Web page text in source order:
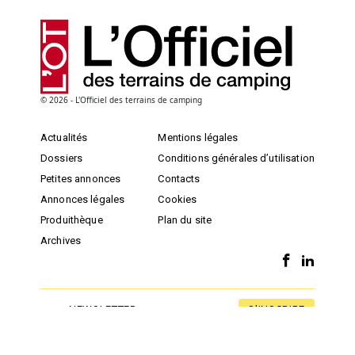
© 2026 - L'Officiel des terrains de camping
Actualités
Dossiers
Petites annonces
Annonces légales
Produithèque
Archives
Mentions légales
Conditions générales d’utilisation
Contacts
Cookies
Plan du site
NEWSLETTER S'INSCRIRE